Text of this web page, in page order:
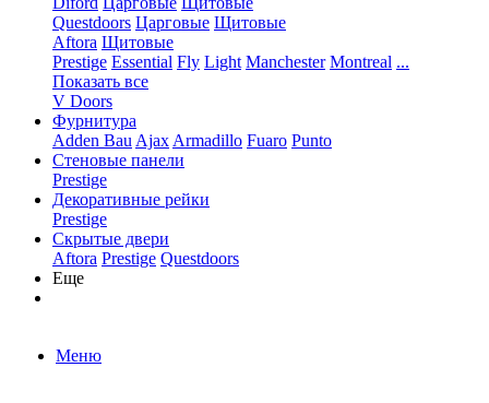
Questdoors Царговые Щитовые
Aftora Щитовые
Prestige Essential Fly Light Manchester Montreal ...
Показать все
V Doors
Фурнитура
Adden Bau Ajax Armadillo Fuaro Punto
Стеновые панели
Prestige
Декоративные рейки
Prestige
Скрытые двери
Aftora Prestige Questdoors
Еще
Меню